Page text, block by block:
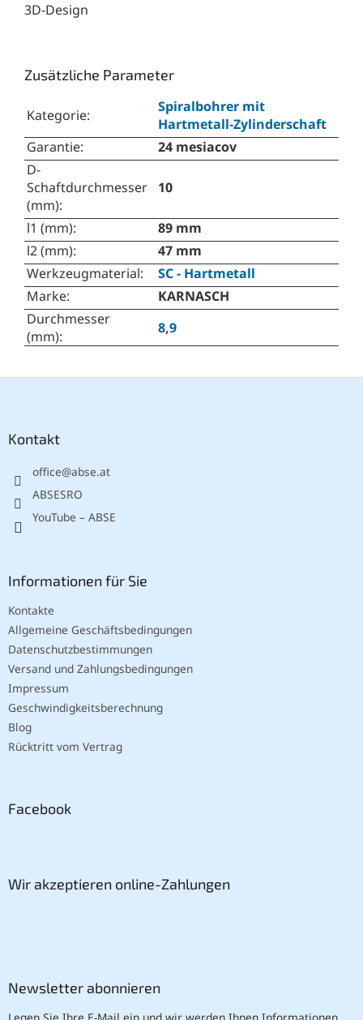
3D-Design
Zusätzliche Parameter
Kategorie:
Spiralbohrer mit
Hartmetall-Zylinderschaft
Garantie:
24 mesiacov
D-
Schaftdurchmesser
(mm):
10
l1 (mm):
89 mm
l2 (mm):
47 mm
Werkzeugmaterial:
SC - Hartmetall
Marke:
KARNASCH
Durchmesser
(mm): 8,9
Kontakt
office@abse.at
ABSESRO
YouTube – ABSE
Informationen für Sie
Kontakte
Allgemeine Geschäftsbedingungen
Datenschutzbestimmungen
Versand und Zahlungsbedingungen
Impressum
Geschwindigkeitsberechnung
Blog
Rücktritt vom Vertrag
Facebook
Wir akzeptieren online-Zahlungen
Newsletter abonnieren